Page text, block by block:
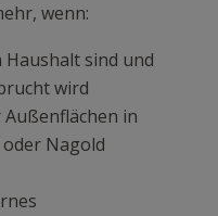
wenn:
sind und
wird
in
Nagold